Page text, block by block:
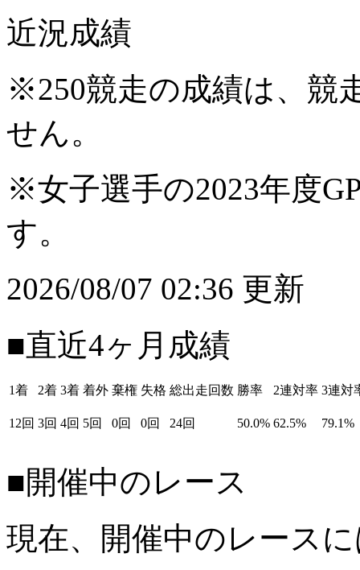
近況成績
※250競走の成績は、競
せん。
※女子選手の2023年度
す。
2026/08/07 02:36 更新
■直近4ヶ月成績
1着 2着 3着 着外 棄権 失格 総出走回数 勝率 2連対率 3連対
12回 3回 4回 5回 0回 0回 24回 50.0% 62.5% 79.1%
■開催中のレース
現在、開催中のレース